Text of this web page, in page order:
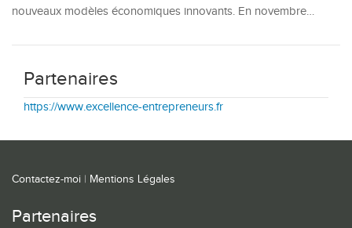
nouveaux modèles économiques innovants. En novembre…
Partenaires
https://www.excellence-entrepreneurs.fr
Contactez-moi | Mentions Légales
Partenaires